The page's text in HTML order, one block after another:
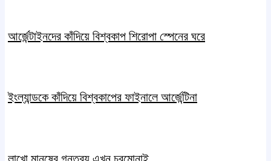
আর্জেন্টাইনদের কাঁদিয়ে বিশ্বকাপ শিরোপা স্পেনের ঘরে
ইংল্যান্ডকে কাঁদিয়ে বিশ্বকাপের ফাইনালে আর্জেন্টিনা
লাখো মানুষের গন্তব্য এখন চরমোনাই